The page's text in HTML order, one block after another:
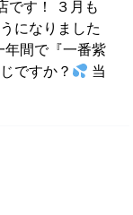
です！ ３月も
になりました
年間で『一番紫
ですか？
当